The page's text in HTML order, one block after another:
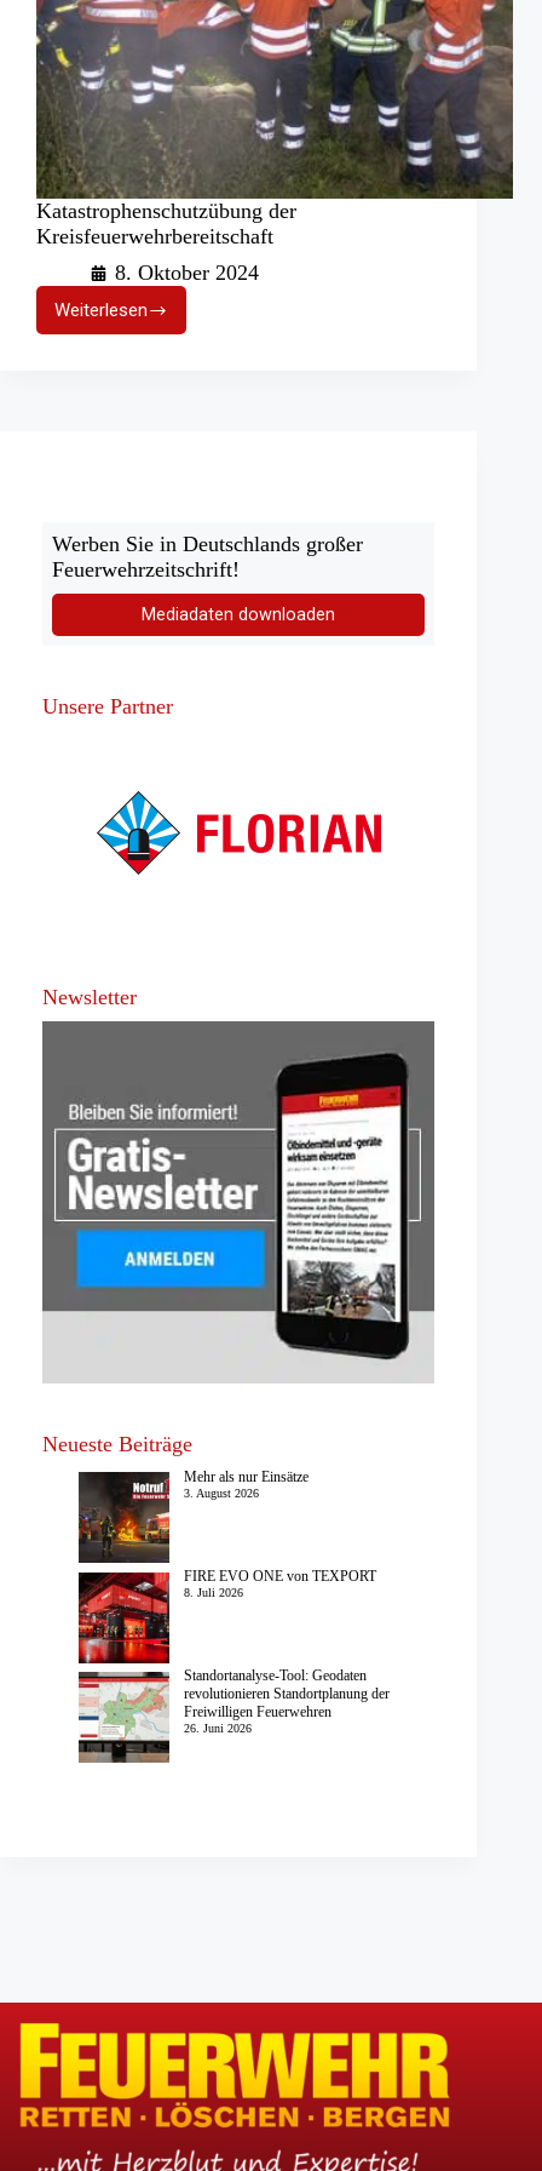
Katastrophenschutzübung der
Kreisfeuerwehrbereitschaft
8. Oktober 2024
WeiterlesenKatastrophenschutzübung
der
Werben Sie in Deutschlands großer
Feuerwehrzeitschrift!
Mediadaten downloaden
Unsere Partner
Newsletter
Neueste Beiträge
Mehr als nur Einsätze
3. August 2026
FIRE EVO ONE von TEXPORT
8. Juli 2026
Standortanalyse-Tool: Geodaten
revolutionieren Standortplanung der
Freiwilligen Feuerwehren
26. Juni 2026